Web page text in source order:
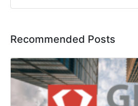
Recommended Posts